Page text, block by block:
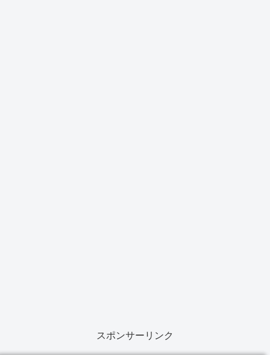
スポンサーリンク